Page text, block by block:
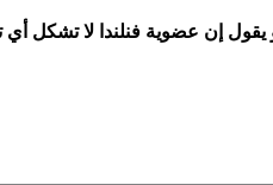
يقول إن عضوية فنلندا لا تشكل